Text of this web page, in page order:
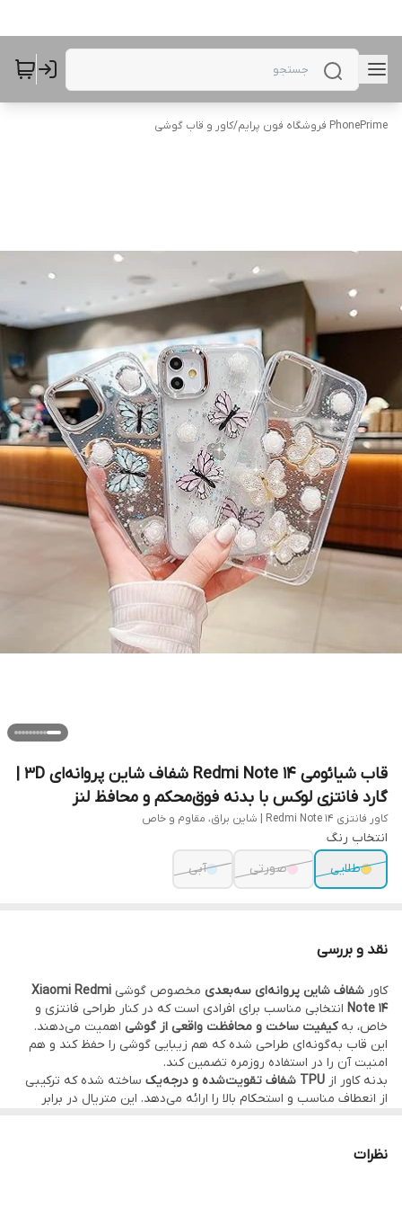
PhonePrime فروشگاه فون پرایم /کاور و قاب گوشی
گارد فانتزی لوکس با بدنه فوق‌محکم و محافظ لنز
کاور فانتزی Redmi Note 14 | شاین براق، مقاوم و خاص
انتخاب رنگ
طلایی
صورتی آبی
نقد و بررسی
کاور شفاف شاین پروانه‌ای سه‌بعدی مخصوص گوشی Xiaomi Redmi
Note 14 انتخابی مناسب برای افرادی است که در کنار طراحی فانتزی و
خاص، بهکیفیت ساخت و محافظت واقعی از گوشی اهمیت می‌دهند.
این قاب به‌گونه‌ای طراحی شده که هم زیبایی گوشی را حفظ کند و هم
امنیت آن را در استفاده روزمره تضمین کند.
بدنه کاور از TPU شفاف تقویت‌شده و درجه‌یک
ساخته شده که ترکیبی
از انعطاف مناسب و استحکام بالا را ارائه می‌دهد. این متریال در برابر
می‌دهد.
نظرات